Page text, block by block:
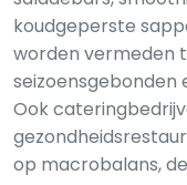
koudgeperste
worden vermeden
seizoensgebonden
Ook
op macrobalans,